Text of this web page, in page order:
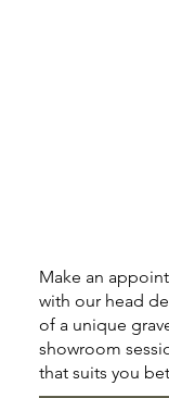
Make an
with our head
of a unique
showroom
that suits you